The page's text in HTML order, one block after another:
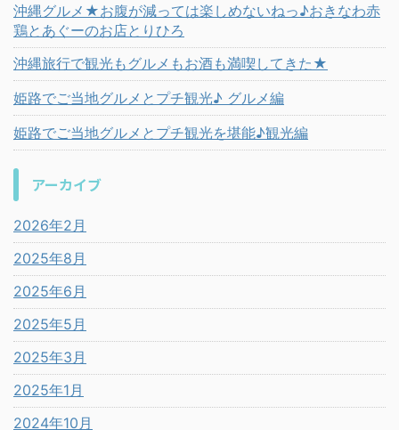
沖縄グルメ★お腹が減っては楽しめないねっ♪おきなわ赤
鶏とあぐーのお店とりひろ
沖縄旅行で観光もグルメもお酒も満喫してきた★
姫路でご当地グルメとプチ観光♪ グルメ編
姫路でご当地グルメとプチ観光を堪能♪観光編
アーカイブ
2026年2月
2025年8月
2025年6月
2025年5月
2025年3月
2025年1月
2024年10月